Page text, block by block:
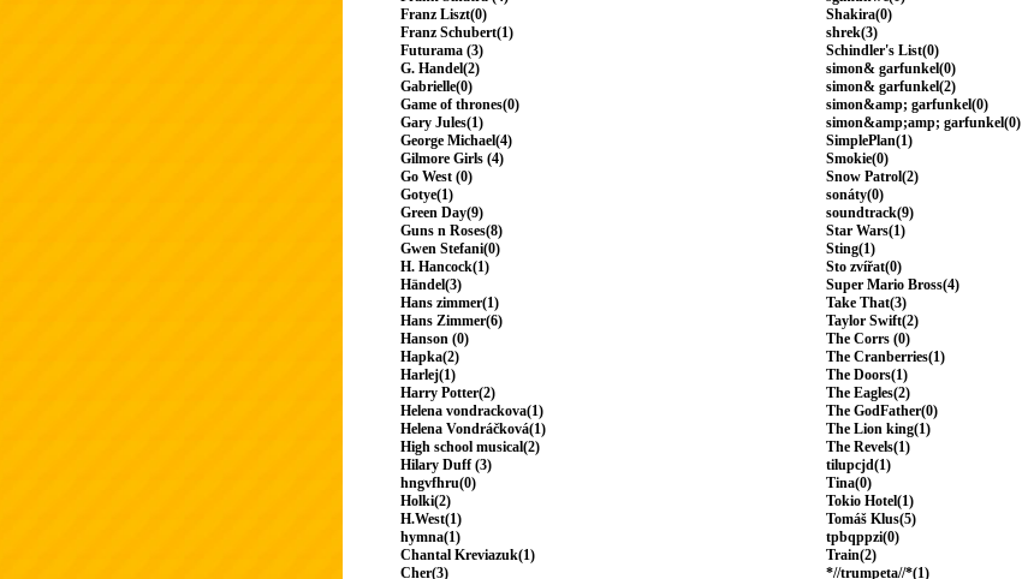
Franz Liszt(0)
Franz Schubert(1)
Futurama (3)
G. Handel(2)
Gabrielle(0)
Game of thrones(0)
Gary Jules(1)
George Michael(4)
Gilmore Girls (4)
Go West (0)
Gotye(1)
Green Day(9)
Guns n Roses(8)
Gwen Stefani(0)
H. Hancock(1)
Händel(3)
Hans zimmer(1)
Hans Zimmer(6)
Hanson (0)
Hapka(2)
Harlej(1)
Harry Potter(2)
Helena vondrackova(1)
Helena Vondráčková(1)
High school musical(2)
Hilary Duff (3)
hngvfhru(0)
Holki(2)
H.West(1)
hymna(1)
Chantal Kreviazuk(1)
Cher(3)
Shakira(0)
shrek(3)
Schindler's List(0)
simon& garfunkel(0)
simon& garfunkel(2)
simon&amp; garfunkel(0)
simon&amp;amp; garfunkel(0)
SimplePlan(1)
Smokie(0)
Snow Patrol(2)
sonáty(0)
soundtrack(9)
Star Wars(1)
Sting(1)
Sto zvířat(0)
Super Mario Bross(4)
Take That(3)
Taylor Swift(2)
The Corrs (0)
The Cranberries(1)
The Doors(1)
The Eagles(2)
The GodFather(0)
The Lion king(1)
The Revels(1)
tilupcjd(1)
Tina(0)
Tokio Hotel(1)
Tomáš Klus(5)
tpbqppzi(0)
Train(2)
*//trumpeta//*(1)